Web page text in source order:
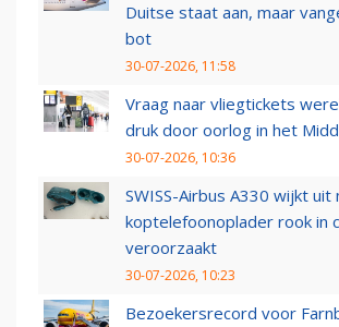
Duitse staat aan, maar
bot
30-07-2026, 11:58
Vraag naar vliegtickets
druk door oorlog in het
30-07-2026, 10:36
SWISS-Airbus A330 wijkt uit
koptelefoonoplader rook in
veroorzaakt
30-07-2026, 10:23
Bezoekersrecord voor